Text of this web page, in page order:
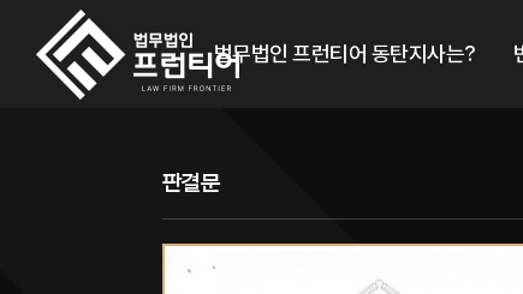
법무법인 프런티어 동탄지사는?
판결문